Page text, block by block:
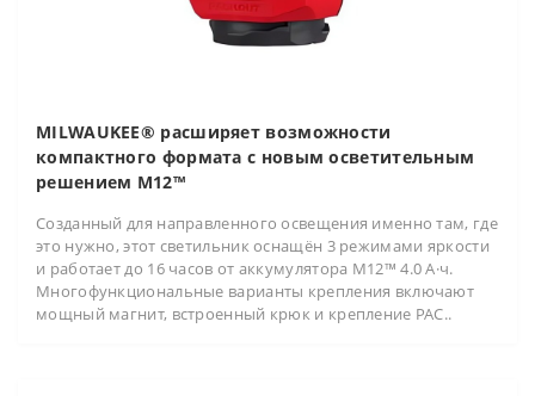
MILWAUKEE® расширяет возможности
компактного формата с новым осветительным
решением M12™
Созданный для направленного освещения именно там, где
это нужно, этот светильник оснащён 3 режимами яркости
и работает до 16 часов от аккумулятора M12™ 4.0 А·ч.
Многофункциональные варианты крепления включают
мощный магнит, встроенный крюк и крепление PAC..